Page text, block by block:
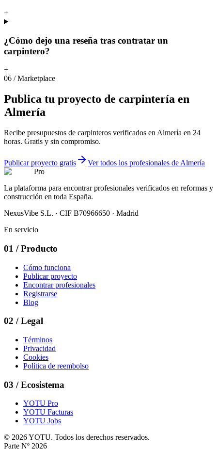
+
¿Cómo dejo una reseña tras contratar un
carpintero?
+
06 /Marketplace
Publica tu proyecto de carpintería en
Almería
Recibe presupuestos de carpinteros verificados en Almería en 24
horas. Gratis y sin compromiso.
Publicar proyecto gratis
Ver todos los profesionales de Almería
Pro
La plataforma para encontrar profesionales verificados en reformas y
construcción en toda España.
NexusVibe S.L. · CIF B70966650 · Madrid
En servicio
01 / Producto
Cómo funciona
Publicar proyecto
Encontrar profesionales
Registrarse
Blog
02 / Legal
Términos
Privacidad
Cookies
Política de reembolso
03 / Ecosistema
YOTU Pro
YOTU Facturas
YOTU Jobs
© 2026 YOTU. Todos los derechos reservados.
Parte Nº 2026